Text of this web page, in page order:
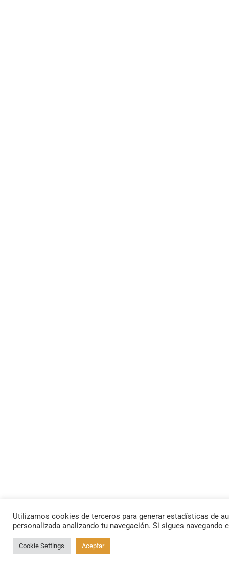
By using this site, you agree to thePrivacy Policy
Utilizamos cookies de terceros para generar estadísticas de
personalizada analizando tu navegación. Si sigues navegando
Cookie Settings Aceptar